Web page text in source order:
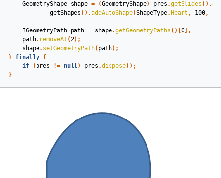
GeometryShape shape = (GeometryShape) pres .getSlides ().
getShapes ().addAutoShape(ShapeType. Heart , 100,
IGeometryPath path = shape.getGeometryPaths ()[ 0 ];
path. removeAt (2);
shape. setGeometryPath( path);
} finally {
if
( pres != null) pres .dispose();
}